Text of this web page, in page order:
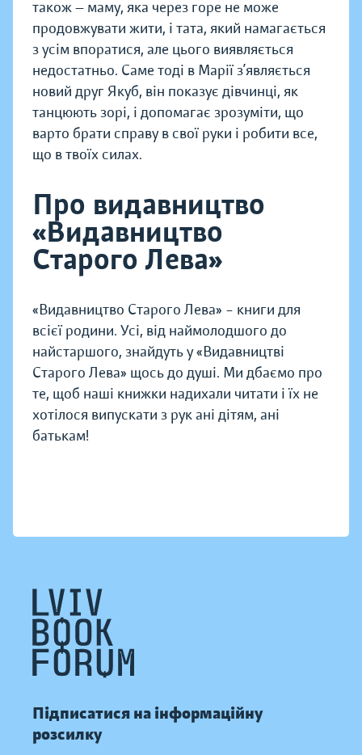
також — маму, яка через горе не може
продовжувати жити, і тата, який намагається
з усім впоратися, але цього виявляється
недостатньо. Саме тоді в Марії з’являється
новий друг Якуб, він показує дівчинці, як
танцюють зорі, і допомагає зрозуміти, що
варто брати справу в свої руки і робити все,
що в твоїх силах.
Про видавництво
«Видавництво
Старого Лева»
«Видавництво Старого Лева» – книги для
всієї родини. Усі, від наймолодшого до
найстаршого, знайдуть у «Видавництві
Старого Лева» щось до душі. Ми дбаємо про
те, щоб наші книжки надихали читати і їх не
хотілося випускати з рук ані дітям, ані
батькам!
Підписатися на інформаційну
розсилку